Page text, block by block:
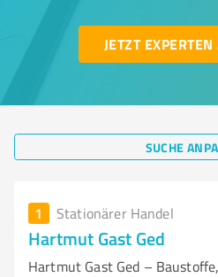
JETZT
SUCHE
1 Stationärer Handel
Hartmut Gast Ged
Hartmut Gast Ged –